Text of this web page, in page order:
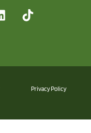
Privacy Policy